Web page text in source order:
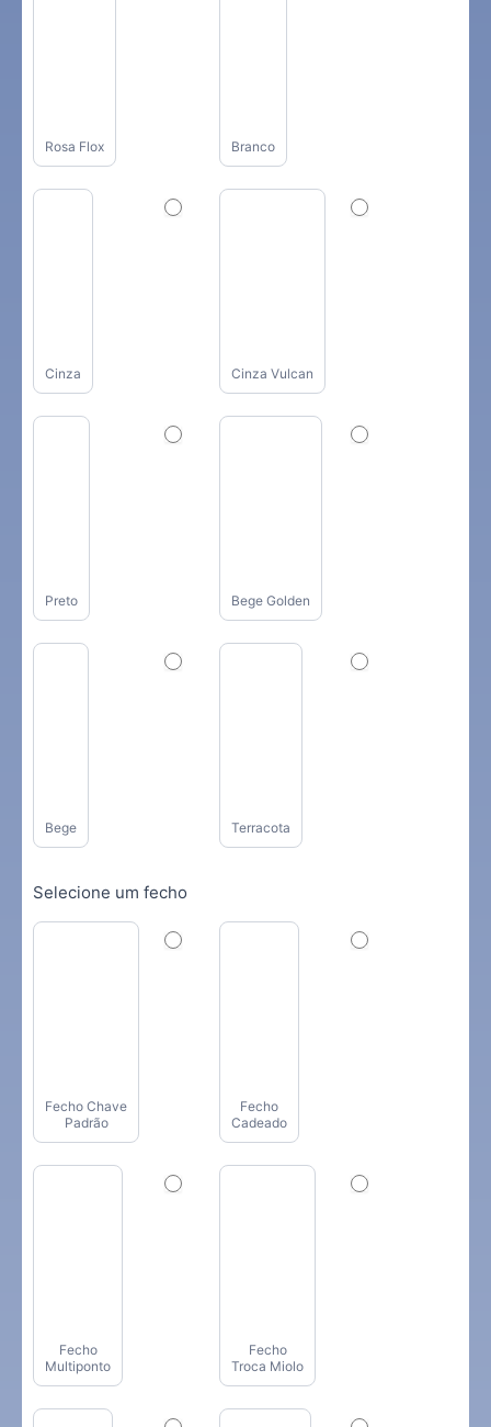
Rosa Flox Branco
Cinza Cinza Vulcan
Preto Bege Golden
Bege Terracota
Selecione um fecho
Fecho Chave
Padrão
Fecho
Cadeado
Fecho
Multiponto
Fecho
Troca Miolo